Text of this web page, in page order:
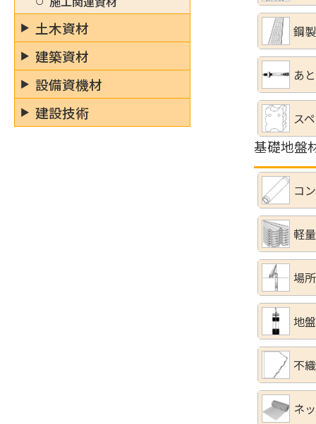
土木資材
建築資材
設備資機材
建設技術
鋼
あ
ス
基礎地盤
コ
軽
場
地
不
ネ